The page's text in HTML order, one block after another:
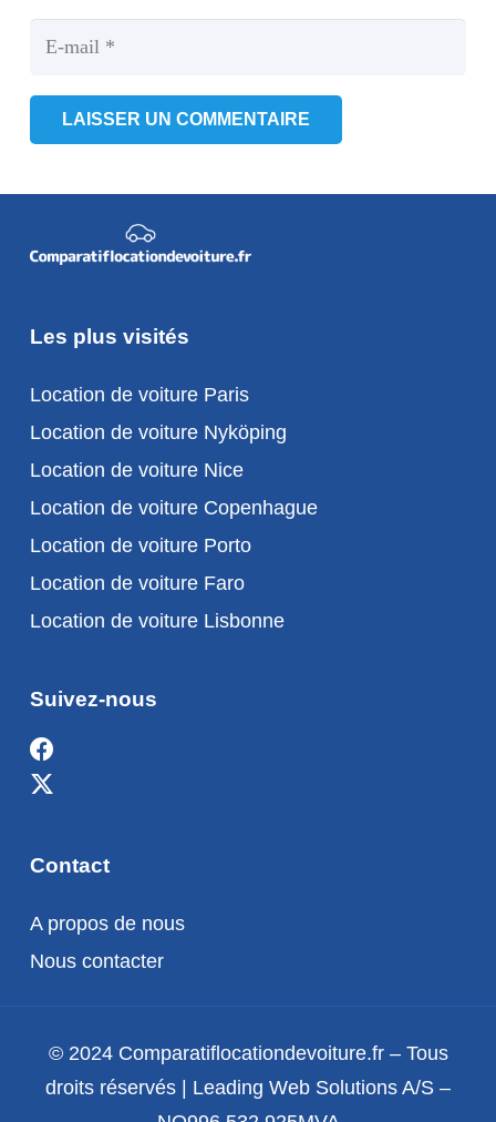
LAISSER UN COMMENTAIRE
Les plus visités
Location de voiture Paris
Location de voiture Nyköping
Location de voiture Nice
Location de voiture Copenhague
Location de voiture Porto
Location de voiture Faro
Location de voiture Lisbonne
Suivez-nous
Contact
A propos de nous
Nous contacter
© 2024 Comparatiflocationdevoiture.fr – Tous
droits réservés | Leading Web Solutions A/S –